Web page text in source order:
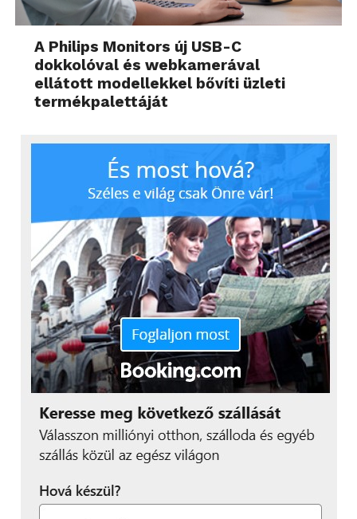
A Philips Monitors új USB-C
dokkolóval és webkamerával
ellátott modellekkel bővíti üzleti
termékpalettáját